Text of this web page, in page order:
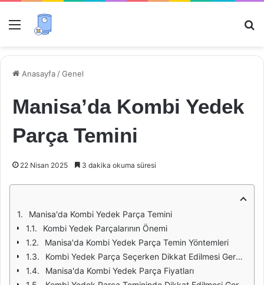
Menü
Anasayfa /Genel
Manisa’da Kombi Yedek
Parça Temini
22 Nisan 2025 3 dakika okuma süresi
Manisa'da Kombi Yedek Parça Temini
Kombi Yedek Parçalarının Önemi
Manisa'da Kombi Yedek Parça Temin Yöntemleri
Kombi Yedek Parça Seçerken Dikkat Edilmesi Gerekenler
Manisa'da Kombi Yedek Parça Fiyatları